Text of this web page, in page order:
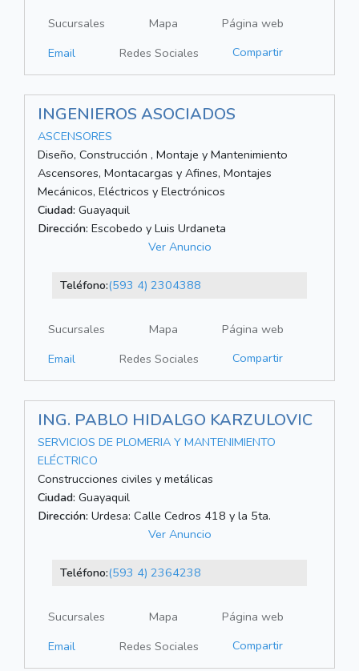
Sucursales Mapa
Página web
Email
Redes Sociales Compartir
INGENIEROS ASOCIADOS
ASCENSORES
Diseño, Construcción , Montaje y Mantenimiento
Ascensores, Montacargas y Afines, Montajes
Mecánicos, Eléctricos y Electrónicos
Ciudad: Guayaquil
Dirección: Escobedo y Luis Urdaneta
Ver Anuncio
Teléfono:(593 4) 2304388
Sucursales Mapa
Página web
Email
Redes Sociales Compartir
ING. PABLO HIDALGO KARZULOVIC
SERVICIOS DE PLOMERIA Y MANTENIMIENTO
ELÉCTRICO
Construcciones civiles y metálicas
Ciudad: Guayaquil
Dirección: Urdesa: Calle Cedros 418 y la 5ta.
Ver Anuncio
Teléfono:(593 4) 2364238
Sucursales Mapa
Página web
Email
Redes Sociales Compartir